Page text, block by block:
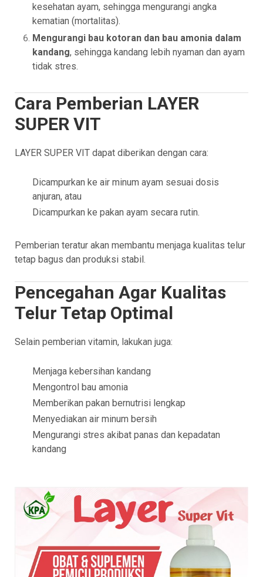
kesehatan ayam, sehingga mengurangi angka
kematian (mortalitas).
Mengurangi bau kotoran dan bau amonia dalam
kandang, sehingga kandang lebih nyaman dan ayam
tidak stres.
Cara Pemberian LAYER
SUPER VIT
LAYER SUPER VIT dapat diberikan dengan cara:
Dicampurkan ke air minum ayam sesuai dosis
anjuran, atau
Dicampurkan ke pakan ayam secara rutin.
Pemberian teratur akan membantu menjaga kualitas telur
tetap bagus dan produksi stabil.
Pencegahan Agar Kualitas
Telur Tetap Optimal
Selain pemberian vitamin, lakukan juga:
Menjaga kebersihan kandang
Mengontrol bau amonia
Memberikan pakan bernutrisi lengkap
Menyediakan air minum bersih
Mengurangi stres akibat panas dan kepadatan
kandang